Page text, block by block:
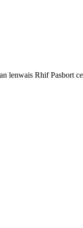
lenwais Rhif Pasbort